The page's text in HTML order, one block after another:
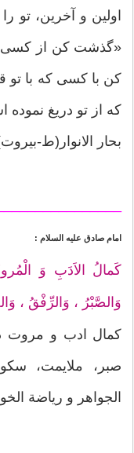
اولين و آخرين، تو
«گذشت كن از كسى
كن با كسى كه با
كه از تو دريغ
بحار الانوار(ط-بیروت) ج75 ، ص71
امام صادق عليه‏ السلام :
كَمالُ الاَدَبِ وَ
وَالصَّبْرُ ، وَالرِّفْقُ ،
كمال ادب و مروت
صبر، ملايمت،
الجواهر و رياضة